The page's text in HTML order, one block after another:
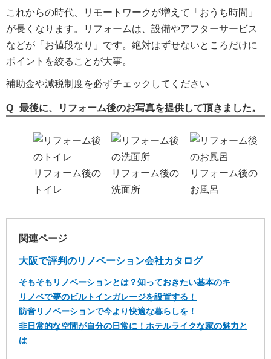
これからの時代、リモートワークが増えて「おうち時間」
が長くなります。リフォームは、設備やアフターサービス
などが「お値段なり」です。絶対はずせないところだけに
ポイントを絞ることが大事。
補助金や減税制度を必ずチェックしてください
最後に、リフォーム後のお写真を提供して頂きました。
リフォーム後の
トイレ
リフォーム後の
洗面所
リフォーム後の
お風呂
関連ページ
大阪で評判のリノベーション会社カタログ
そもそもリノベーションとは？知っておきたい基本のキ
リノベで夢のビルトインガレージを設置する！
防音リノベーションで今より快適な暮らしを！
非日常的な空間が自分の日常に！ホテルライクな家の魅力と
は